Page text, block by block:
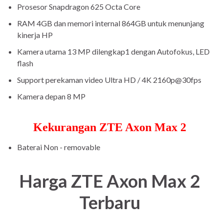
Prosesor Snapdragon 625 Octa Core
RAM 4GB dan memori internal 864GB untuk menunjang
kinerja HP
Kamera utama 13 MP dilengkap1 dengan Autofokus, LED
flash
Support perekaman video Ultra HD / 4K 2160p@30fps
Kamera depan 8 MP
Kekurangan ZTE Axon Max 2
Baterai Non - removable
Harga ZTE Axon Max 2
Terbaru